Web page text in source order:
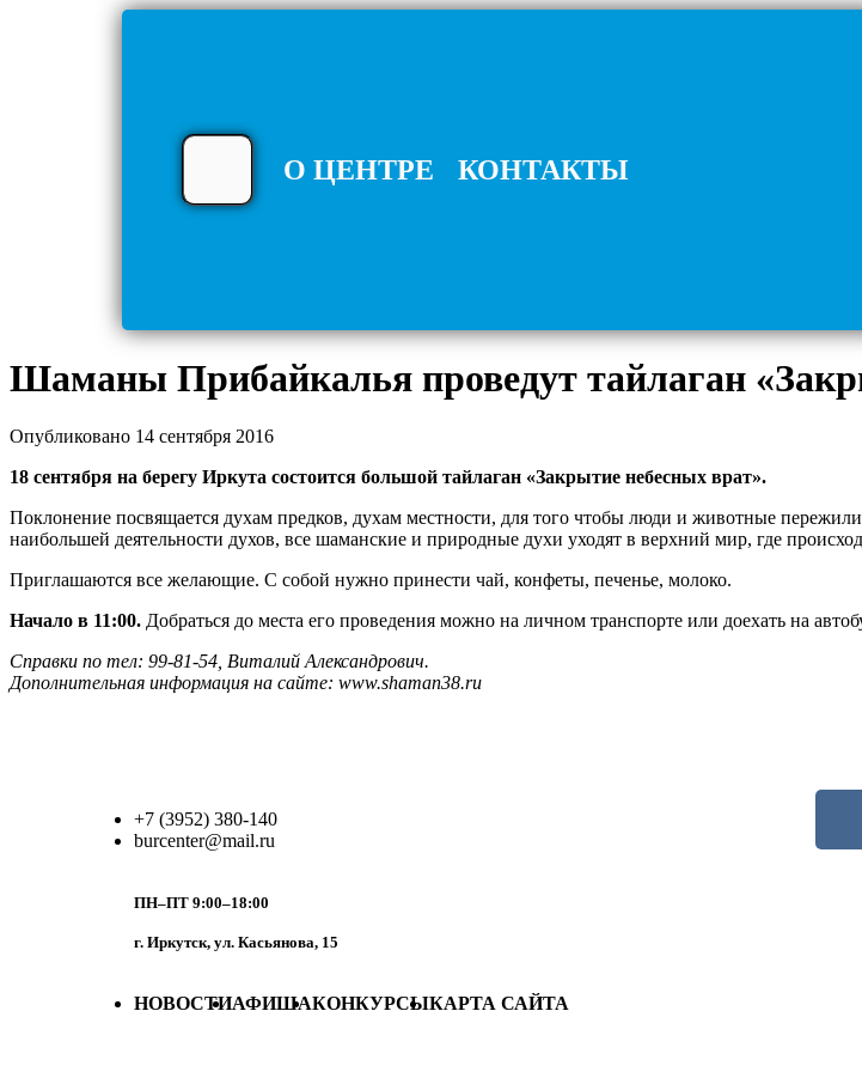
О ЦЕНТРЕ КОНТАКТЫ
Шаманы Прибайкалья проведут тайлаган
Опубликовано 14 сентября 2016
18 сентября на берегу Иркута состоится большой тайлаган «Закрытие небесных врат».
Поклонение посвящается духам предков, духам местности, для того чтобы люди и животные
наибольшей деятельности духов, все шаманские и природные духи уходят в верхний мир, где
Приглашаются все желающие. С собой нужно принести чай, конфеты, печенье, молоко.
Начало в 11:00. Добраться до места его проведения можно на личном транспорте или доехать на
Справки по тел: 99-81-54, Виталий Александрович.
Дополнительная информация на сайте: www.shaman38.ru
+7 (3952) 380-140
burcenter@mail.ru
ПН–ПТ 9:00–18:00
г. Иркутск, ул. Касьянова, 15
НОВОСТИАФИШАКОНКУРСЫКАРТА САЙТА